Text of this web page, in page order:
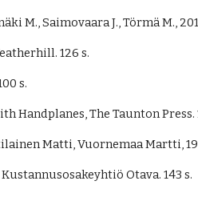
M., Saimovaara J., Törmä M.,
126 s.
s.
Handplanes, The Taunton Press.
Matti, Vuornemaa Martti,
Otava. 143 s.